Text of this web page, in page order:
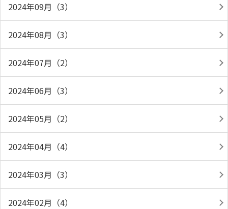
2024年09月（3）
2024年08月（3）
2024年07月（2）
2024年06月（3）
2024年05月（2）
2024年04月（4）
2024年03月（3）
2024年02月（4）